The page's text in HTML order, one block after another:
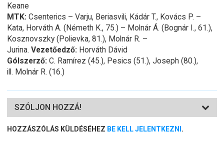
Keane
MTK: Csenterics – Varju, Beriasvili, Kádár T., Kovács P. –
Kata, Horváth A. (Németh K., 75.) – Molnár Á. (Bognár I., 61.),
Kosznovszky (Polievka, 81.), Molnár R. –
Jurina. Vezetőedző: Horváth Dávid
Gólszerző: C. Ramírez (45.), Pesics (51.), Joseph (80.),
ill. Molnár R. (16.)
SZÓLJON HOZZÁ!
HOZZÁSZÓLÁS KÜLDÉSÉHEZ BE KELL JELENTKEZNI .